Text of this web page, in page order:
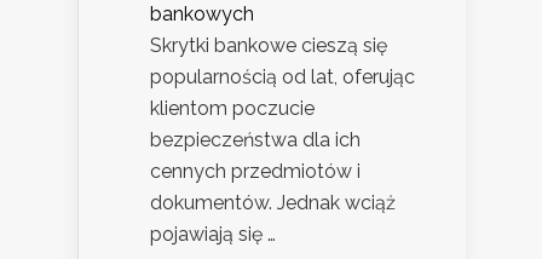
bankowych
Skrytki bankowe cieszą się
popularnością od lat, oferując
klientom poczucie
bezpieczeństwa dla ich
cennych przedmiotów i
dokumentów. Jednak wciąż
pojawiają się …